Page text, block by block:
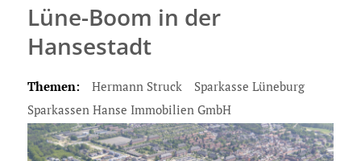
Lüne-Boom in der
Hansestadt
Themen: Hermann Struck
Sparkasse Lüneburg
Sparkassen Hanse Immobilien GmbH